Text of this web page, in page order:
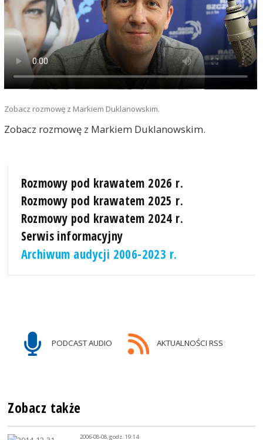
Zobacz rozmowę z Markiem Duklanowskim.
Zobacz rozmowę z Markiem Duklanowskim.
Rozmowy pod krawatem 2026 r.
Rozmowy pod krawatem 2025 r.
Rozmowy pod krawatem 2024 r.
Serwis informacyjny
Archiwum audycji 2006-2023 r.
PODCAST AUDIO AKTUALNOŚCI RSS
Zobacz także
2006-08-08, godz. 19:14